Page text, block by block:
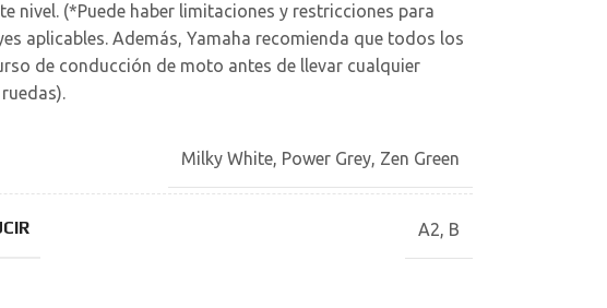
nivel. (*Puede haber limitaciones y restricciones para
aplicables. Además, Yamaha recomienda que todos los
de conducción de moto antes de llevar cualquier
Milky White, Power Grey, Zen Green
A2 B